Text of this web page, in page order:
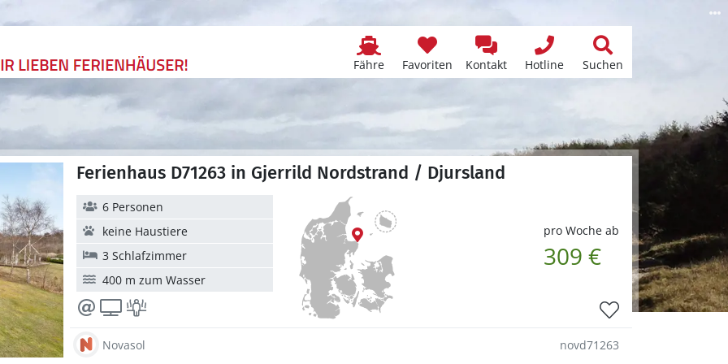
Fähre Favoriten Kontakt Hotline Suchen
Ferienhaus D71263 in Gjerrild Nordstrand / Djursland
pro Woche ab
309 €
6 Personen
keine Haustiere
3 Schlafzimmer
400 m zum Wasser
Novasol novd71263